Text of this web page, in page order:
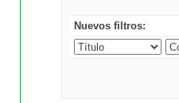
Nuevos filtros: